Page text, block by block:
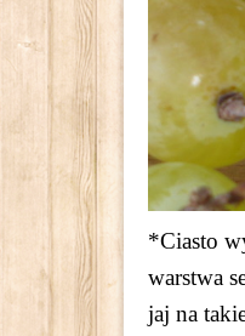
*Ciasto
warstwa
jaj na